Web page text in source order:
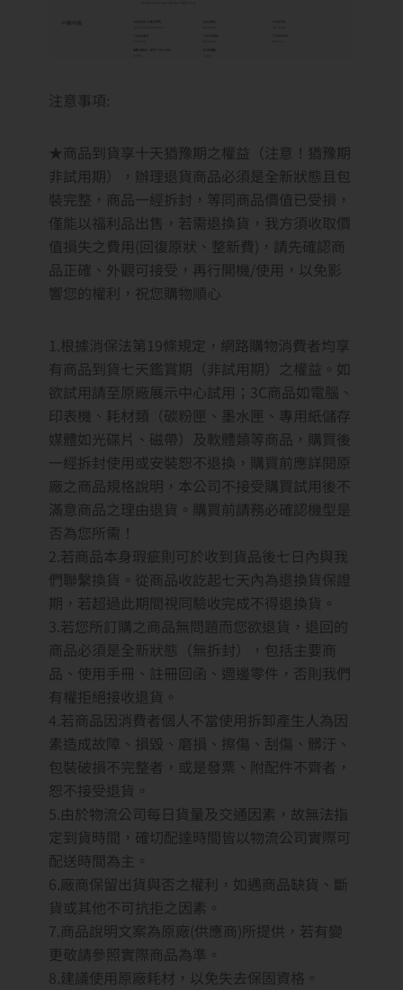
注意事項:
​​​​​​​★商品到貨享十天猶豫期之權益（注意！猶豫期
非試用期），辦理退貨商品必須是全新狀態且包
裝完整，商品一經拆封，等同商品價值已受損，
僅能以福利品出售，若需退換貨，我方須收取價
值損失之費用(回復原狀、整新費)，請先確認商
品正確、外觀可接受，再行開機/使用，以免影
響您的權利，祝您購物順心
1.根據消保法第19條規定，網路購物消費者均享
有商品到貨七天鑑賞期（非試用期）之權益。如
欲試用請至原廠展示中心試用；3C商品如電腦、
印表機、耗材類（碳粉匣、墨水匣、專用紙儲存
媒體如光碟片、磁帶）及軟體類等商品，購買後
一經拆封使用或安裝恕不退換，購買前應詳閱原
廠之商品規格說明，本公司不接受購買試用後不
滿意商品之理由退貨。購買前請務必確認機型是
否為您所需！
2.若商品本身瑕疵則可於收到貨品後七日內與我
們聯繫換貨。從商品收訖起七天內為退換貨保證
期，若超過此期間視同驗收完成不得退換貨。
3.若您所訂購之商品無問題而您欲退貨，退回的
商品必須是全新狀態（無拆封），包括主要商
品、使用手冊、註冊回函、週邊零件，否則我們
有權拒絕接收退貨。
4.若商品因消費者個人不當使用拆卸產生人為因
素造成故障、損毀、磨損、擦傷、刮傷、髒汙、
包裝破損不完整者，或是發票、附配件不齊者，
恕不接受退貨。
5.由於物流公司每日貨量及交通因素，故無法指
定到貨時間，確切配達時間皆以物流公司實際可
配送時間為主。
6.廠商保留出貨與否之權利，如遇商品缺貨、斷
貨或其他不可抗拒之因素。
7.商品說明文案為原廠(供應商)所提供，若有變
更敬請參照實際商品為準。
8.建議使用原廠耗材，以免失去保固資格。